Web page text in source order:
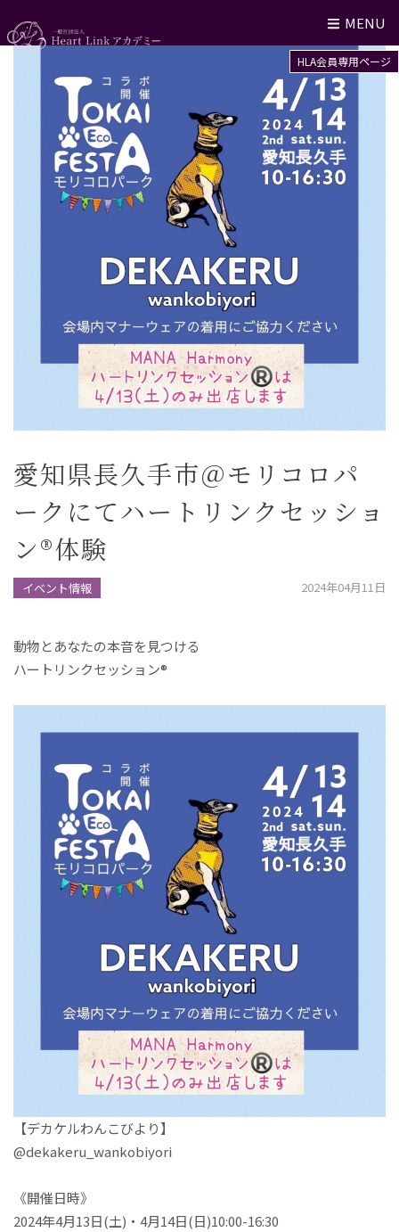
MENU
HLA会員専用ページ
愛知県長久手市＠モリコロパ
ークにてハートリンクセッショ
ン®︎体験
イベント情報 2024年04月11日
️動物とあなたの本音を見つける
ハートリンクセッション®️
【デカケルわんこびより】
@dekakeru_wankobiyori
《開催日時》
2024年4月13日(土)・4月14日(日)10:00-16:30